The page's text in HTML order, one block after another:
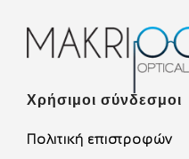
Χρήσιμοι σύνδεσμοι
Πολιτική επιστροφών